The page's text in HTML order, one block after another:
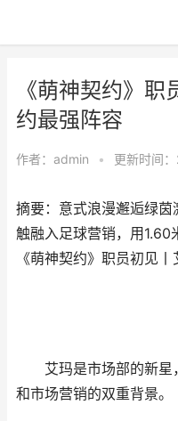
《萌神契约》
约最强阵容
作者： admin • 更新时间
摘要：意式浪漫邂逅绿
触融入足球营销，用1.60
《萌神契约》职员初见
艾玛是市场部的新星
和市场营销的双重背景。